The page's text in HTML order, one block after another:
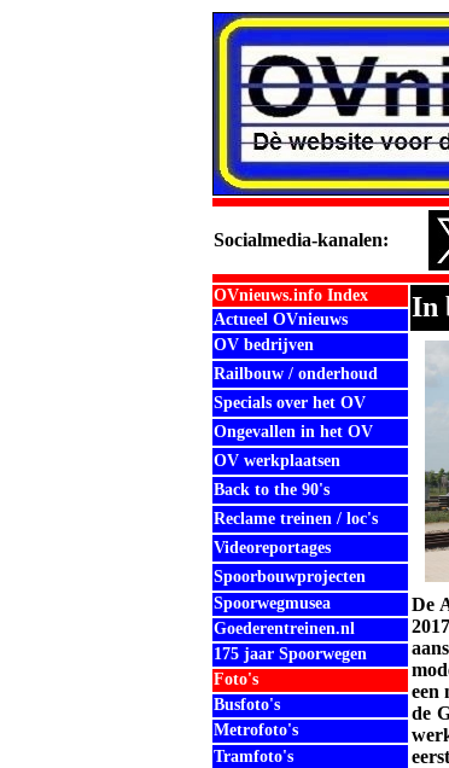
Socialmedia-kanalen:
OVnieuws.info Index In
Actueel OVnieuws
OV bedrijven
Railbouw / onderhoud
Specials over het OV
Ongevallen in het OV
OV werkplaatsen
Back to the 90's
Reclame treinen / loc's
Videoreportages
Spoorbouwprojecten
Spoorwegmusea
De
een
de
Goederentreinen.nl
175 jaar Spoorwegen
Foto's
Busfoto's
Metrofoto's
Tramfoto's